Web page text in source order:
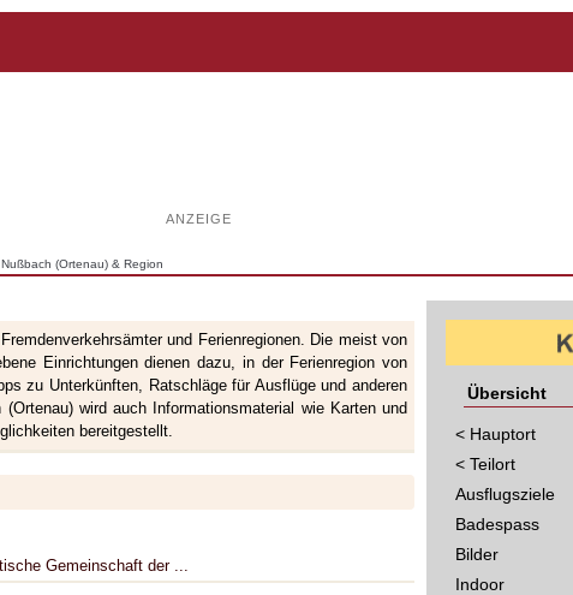
ANZEIGE
(Ortenau) & Region
und Ferienregionen. Die meist von
Einrichtungen dienen dazu, in der Ferienregion von
zu Unterkünften, Ratschläge für Ausflüge und anderen
wird auch Informationsmaterial wie Karten und
bereitgestellt.
Gemeinschaft der ...
Übersicht
< Hauptort
< Teilort
Ausflugsziele
Badespass
Bilder
Indoor